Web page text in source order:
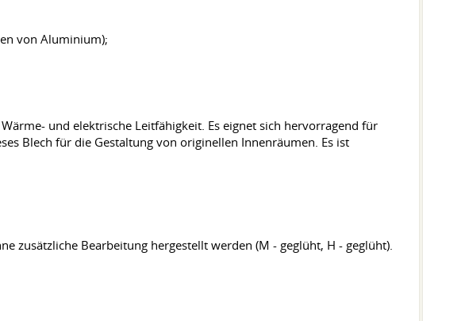
von Aluminium);
und elektrische Leitfähigkeit. Es eignet sich hervorragend für
Blech für die Gestaltung von originellen Innenräumen. Es ist
zusätzliche Bearbeitung hergestellt werden (M - geglüht, H - geglüht).